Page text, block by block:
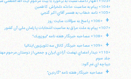
«104» پيام به مناسبت حادثه دلخراش كاظمين
«105» نامه خطاب به همسر آقاي اكبر گنجي
+
«106» پاسخ به سؤالات سايت روز
«107» پيام به ملت عراق به مناسبت انتخابات پارلمان ملي آن كشور
+ «108» مصاحبه خبرنگار هفته نامه "نيوزويك"
+
«109» مصاحبه خبرنگار كانال سه تلويزيون ايتاليا
«110» ديدار اعضاي نهضت آزادي ايران و جمعي از دوستان مرحوم مهندس مهديبازرگان
جلد سوم
ديباچه اي غم آلود:
+ مصاحبه خبرنگار هفته نامه "گاردين"